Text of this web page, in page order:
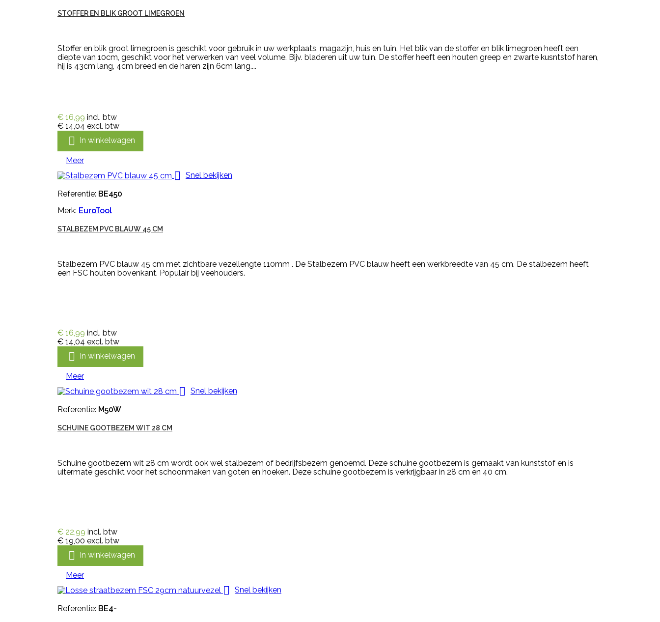
STOFFER EN BLIK GROOT LIMEGROEN
Stoffer en blik groot limegroen is geschikt voor gebruik in uw werkplaats, magazijn, huis en tuin. Het blik van de stoffer en blik limegroen heeft een
diepte van 10cm, geschikt voor het verwerken van veel volume. Bijv. bladeren uit uw tuin. De stoffer heeft een houten greep en zwarte kusntstof haren,
hij is 43cm lang, 4cm breed en de haren zijn 6cm lang....
€ 16,99 incl. btw
€ 14,04 excl. btw
 In winkelwagen
Meer
 Snel bekijken
Referentie: BE450
Merk: EuroTool
STALBEZEM PVC BLAUW 45 CM
Stalbezem PVC blauw 45 cm met zichtbare vezellengte 110mm . De Stalbezem PVC blauw heeft een werkbreedte van 45 cm. De stalbezem heeft
een FSC houten bovenkant. Populair bij veehouders.
€ 16,99 incl. btw
€ 14,04 excl. btw
 In winkelwagen
Meer
 Snel bekijken
Referentie: M50W
SCHUINE GOOTBEZEM WIT 28 CM
Schuine gootbezem wit 28 cm wordt ook wel stalbezem of bedrijfsbezem genoemd. Deze schuine gootbezem is gemaakt van kunststof en is
uitermate geschikt voor het schoonmaken van goten en hoeken. Deze schuine gootbezem is verkrijgbaar in 28 cm en 40 cm.
€ 22,99 incl. btw
€ 19,00 excl. btw
 In winkelwagen
Meer
 Snel bekijken
Referentie: BE4-